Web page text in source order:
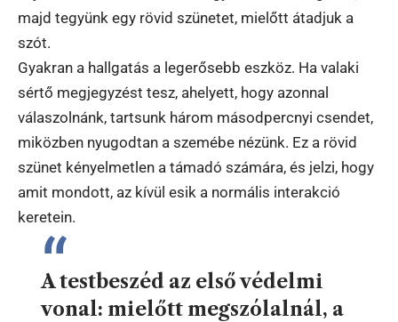
majd tegyünk egy rövid szünetet, mielőtt átadjuk a
szót.
Gyakran a hallgatás a legerősebb eszköz. Ha valaki
sértő megjegyzést tesz, ahelyett, hogy azonnal
válaszolnánk, tartsunk három másodpercnyi csendet,
miközben nyugodtan a szemébe nézünk. Ez a rövid
szünet kényelmetlen a támadó számára, és jelzi, hogy
amit mondott, az kívül esik a normális interakció
keretein.
A testbeszéd az első védelmi
vonal: mielőtt megszólalnál, a